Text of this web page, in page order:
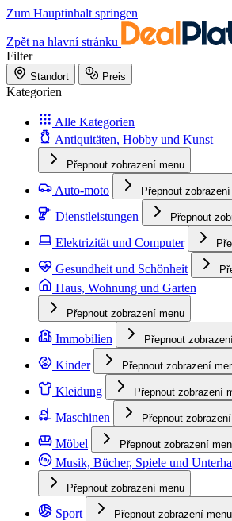
Zum Hauptinhalt springen
Zpět na hlavní stránku
Filter
Standort Preis
Kategorien
Alle Kategorien
Antiquitäten, Hobby und Kunst
Přepnout zobrazení menu
Auto-moto Přepnout
Dienstleistungen Přepnout
Elektrizität und Computer
Gesundheit und Schönheit
Haus, Wohnung und Garten
Přepnout zobrazení menu
Immobilien Přepnout
Kinder Přepnout zobrazení
Kleidung Přepnout zobrazení
Maschinen Přepnout
Möbel Přepnout zobrazení
Musik, Bücher, Spiele und
Přepnout zobrazení menu
Sport Přepnout zobrazení menu